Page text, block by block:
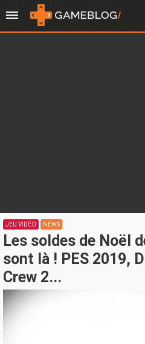
JEU VIDÉO NEWS
Les soldes de Noël
sont là ! PES 2019,
Crew 2...